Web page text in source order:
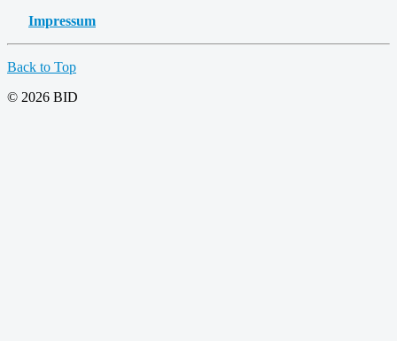
Impressum
Back to Top
© 2026 BID